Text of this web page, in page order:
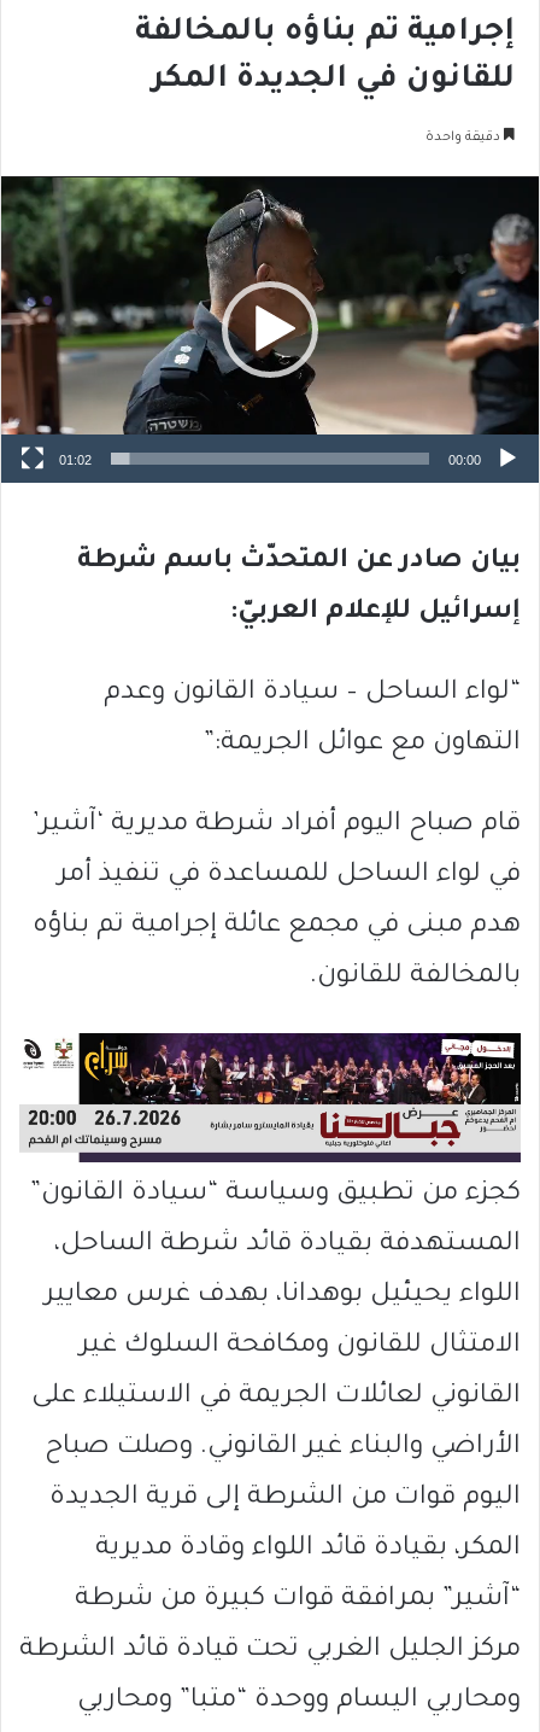
إجرامية تم بناؤه بالمخالفة
للقانون في الجديدة المكر
دقيقة واحدة
الفيديو
00:00
01:02
بيان صادر عن المتحدّث باسم شرطة
إسرائيل للإعلام العربيّ:
“لواء الساحل – سيادة القانون وعدم
التهاون مع عوائل الجريمة:”
قام صباح اليوم أفراد شرطة مديرية ‘آشير’
في لواء الساحل للمساعدة في تنفيذ أمر
هدم مبنى في مجمع عائلة إجرامية تم بناؤه
بالمخالفة للقانون.
كجزء من تطبيق وسياسة “سيادة القانون”
المستهدفة بقيادة قائد شرطة الساحل،
اللواء يحيئيل بوهدانا، بهدف غرس معايير
الامتثال للقانون ومكافحة السلوك غير
القانوني لعائلات الجريمة في الاستيلاء على
الأراضي والبناء غير القانوني. وصلت صباح
اليوم قوات من الشرطة إلى قرية الجديدة
المكر، بقيادة قائد اللواء وقادة مديرية
“آشير” بمرافقة قوات كبيرة من شرطة
مركز الجليل الغربي تحت قيادة قائد الشرطة
ومحاربي اليسام ووحدة “متبا” ومحاربي